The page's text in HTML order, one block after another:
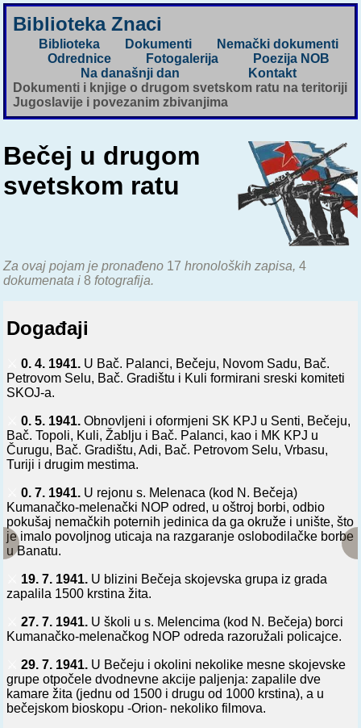
Biblioteka Znaci
Biblioteka Dokumenti
Nemački dokumenti
Odrednice
Fotogalerija
Poezija NOB
Na današnji dan
Kontakt
Dokumenti i knjige o drugom svetskom ratu na teritoriji
Jugoslavije i povezanim zbivanjima
Bečej u drugom
svetskom ratu
Za ovaj pojam je pronađeno 17 hronoloških zapisa,4
dokumenata i8 fotografija.
Događaji
0. 4. 1941. U Bač. Palanci, Bečeju, Novom Sadu, Bač.
Petrovom Selu, Bač. Gradištu i Kuli formirani sreski komiteti
SKOJ-a.
0. 5. 1941. Obnovljeni i oformjeni SK KPJ u Senti, Bečeju,
Bač. Topoli, Kuli, Žablju i Bač. Palanci, kao i MK KPJ u
Čurugu, Bač. Gradištu, Adi, Bač. Petrovom Selu, Vrbasu,
Turiji i drugim mestima.
0. 7. 1941. U rejonu s. Melenaca (kod N. Bečeja)
Kumanačko-melenački NOP odred, u oštroj borbi, odbio
pokušaj nemačkih poternih jedinica da ga okruže i unište, što
je imalo povoljnog uticaja na razgaranje oslobodilačke borbe
u Banatu.
19. 7. 1941. U blizini Bečeja skojevska grupa iz grada
zapalila 1500 krstina žita.
27. 7. 1941. U školi u s. Melencima (kod N. Bečeja) borci
Kumanačko-melenačkog NOP odreda razoružali policajce.
29. 7. 1941. U Bečeju i okolini nekolike mesne skojevske
grupe otpočele dvodnevne akcije paljenja: zapalile dve
kamare žita (jednu od 1500 i drugu od 1000 krstina), a u
bečejskom bioskopu -Orion- nekoliko filmova.